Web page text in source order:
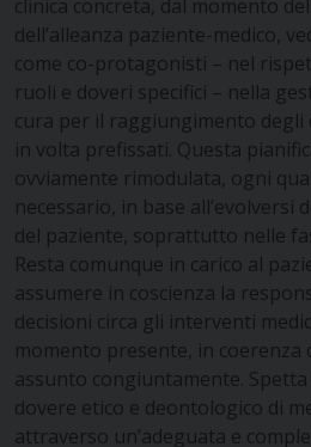
clinica concreta, dal momento
dell’alleanza paziente-medico,
come co-protagonisti – nel
ruoli e doveri specifici – nella
cura per il raggiungimento
in volta prefissati. Questa
ovviamente rimodulata, ogni
necessario, in base all’evolversi
del paziente, soprattutto nelle
Resta comunque in carico al
assumere in coscienza la
decisioni circa gli interventi
momento presente, in coerenza
assunto congiuntamente. Spetta
dovere etico e deontologico di
attraverso un’adeguata e